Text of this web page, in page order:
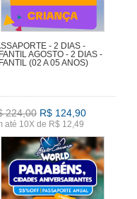
- 2 DIAS -
AGOSTO - 2 DIAS -
(02 A 05 ANOS)
224,00 R$ 124,90
até 10X de R$ 12,49